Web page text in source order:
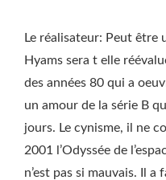
Le réalisateur: Peut être
Hyams sera t elle
des années 80 qui a
un amour de la série B
jours. Le cynisme, il ne
2001 l’Odyssée de
n’est pas si mauvais. Il